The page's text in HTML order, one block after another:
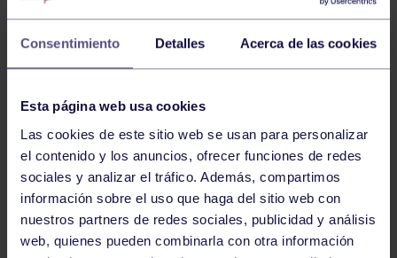
Consentimiento Detalles Acerca de las cookies
Esta página web usa cookies
Las cookies de este sitio web se usan para personalizar
el contenido y los anuncios, ofrecer funciones de redes
sociales y analizar el tráfico. Además, compartimos
información sobre el uso que haga del sitio web con
nuestros partners de redes sociales, publicidad y análisis
web, quienes pueden combinarla con otra información
Piragüismo 20 Feb 2013
PIRAGÜISMO